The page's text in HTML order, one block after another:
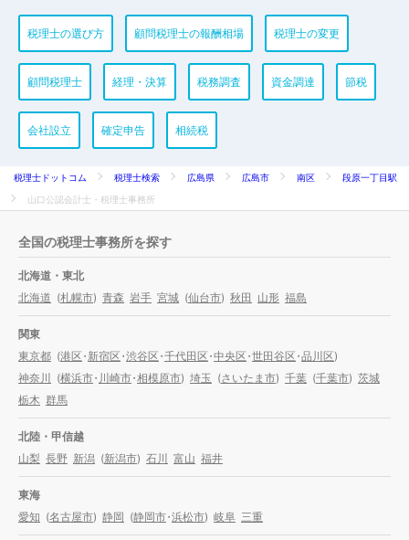
税理士の選び方 顧問税理士の報酬相場 税理士の変更
顧問税理士 経理・決算 税務調査 資金調達 節税
会社設立 確定申告 相続税
税理士ドットコム 税理士検索 広島県 広島市 南区
段原一丁目駅
山口公認会計士・税理士事務所
全国の税理士事務所を探す
北海道・東北
北海道 (札幌市) 青森 岩手 宮城 (仙台市) 秋田 山形 福島
関東
東京都 (港区・新宿区・渋谷区・千代田区・中央区・世田谷区・品川区)
神奈川 (横浜市・川崎市・相模原市) 埼玉 (さいたま市) 千葉 (千葉市) 茨城
栃木 群馬
北陸・甲信越
山梨 長野 新潟 (新潟市) 石川 富山 福井
東海
愛知 (名古屋市) 静岡 (静岡市・浜松市) 岐阜 三重